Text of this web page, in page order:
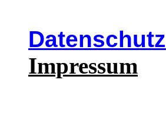
Datenschutz
Impressum